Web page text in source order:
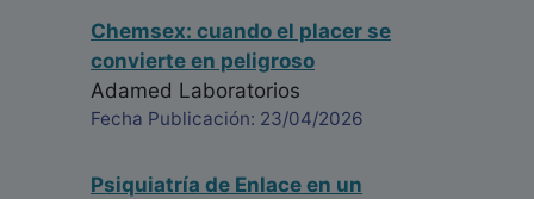
Chemsex: cuando el placer se
convierte en peligroso
Adamed Laboratorios
Fecha Publicación: 23/04/2026
Psiquiatría de Enlace en un